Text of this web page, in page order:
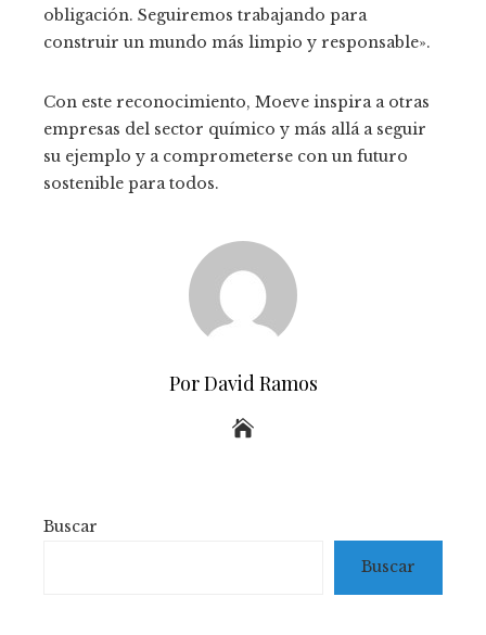
obligación. Seguiremos trabajando para
construir un mundo más limpio y responsable».
Con este reconocimiento, Moeve inspira a otras
empresas del sector químico y más allá a seguir
su ejemplo y a comprometerse con un futuro
sostenible para todos.
Por David Ramos
Buscar
Buscar